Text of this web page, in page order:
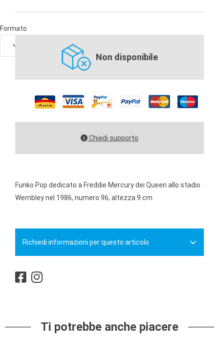
Formato
Non disponibile
Chiedi supporto
Funko Pop dedicato a Freddie Mercury dei Queen allo stadio
Wembley nel 1986, numero 96, altezza 9 cm
Richiedi informazioni per questo articolo
Ti potrebbe anche piacere